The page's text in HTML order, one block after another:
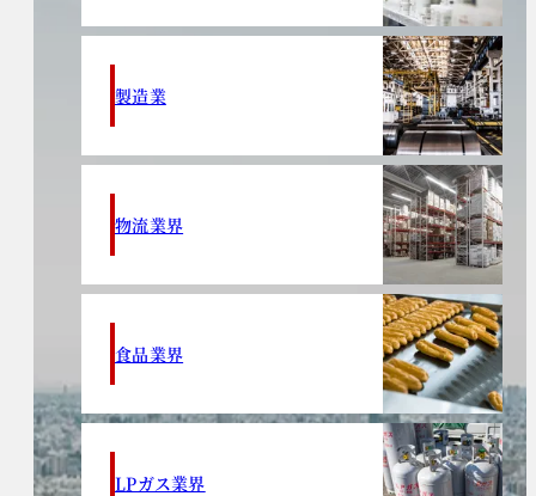
製造業
物流業界
食品業界
LPガス業界